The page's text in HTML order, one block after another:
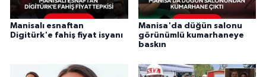
Manisalı esnaftan
Digitürk'e fahiş fiyat isyanı
Manisa'da düğün salonu
görünümlü kumarhaneye
baskın